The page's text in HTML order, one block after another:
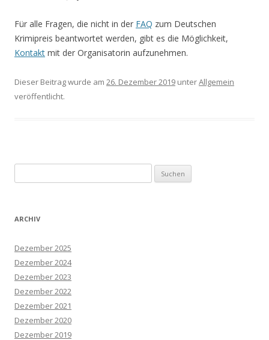
Für alle Fragen, die nicht in der FAQ zum Deutschen
Krimipreis beantwortet werden, gibt es die Möglichkeit,
Kontakt mit der Organisatorin aufzunehmen.
Dieser Beitrag wurde am 26. Dezember 2019 unterAllgemein
veröffentlicht.
nach:
ARCHIV
Dezember 2025
Dezember 2024
Dezember 2023
Dezember 2022
Dezember 2021
Dezember 2020
Dezember 2019